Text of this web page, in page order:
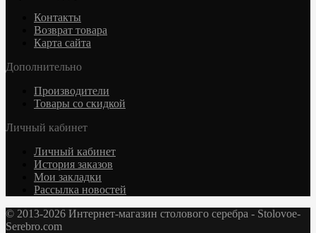
Контакты
Возврат товара
Карта сайта
Дополнительно
Производители
Товары со скидкой
Личный кабинет
Личный кабинет
История заказов
Мои закладки
Рассылка новостей
© 2013-2026 Интернет-магазин столового серебра - Stolovoe-
Serebro.com